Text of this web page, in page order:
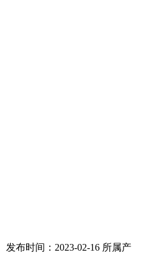
发布时间：2023-02-16 所属产